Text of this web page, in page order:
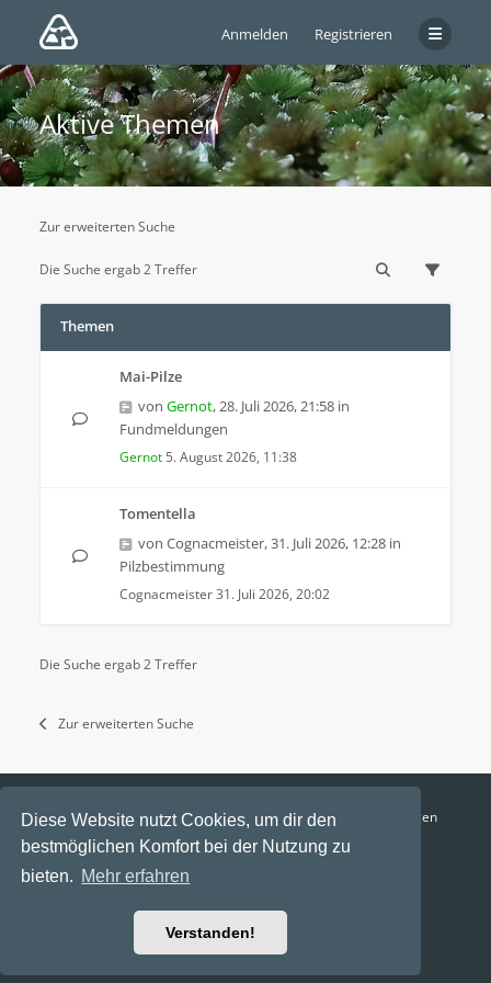
Diese Website nutzt Cookies, um dir den
bestmöglichen Komfort bei der Nutzung zu
bieten. Mehr erfahren
Verstanden!
Anmelden Registrieren
Aktive Themen
Zur erweiterten Suche
Die Suche ergab 2 Treffer
Themen
Mai-Pilze
von Gernot,28. Juli 2026, 21:58 in
Fundmeldungen
Gernot 5. August 2026, 11:38
Tomentella
von Cognacmeister,31. Juli 2026, 12:28 in
Pilzbestimmung
Cognacmeister31. Juli 2026, 20:02
Die Suche ergab 2 Treffer
Zur erweiterten Suche
Funga Austria FAQ Datenschutz
Nutzungsbedingungen
Alle Zeiten sind UTC+02:00
Aktuelle Zeit: 7. August 2026, 08:55
Powered byphpBB® Forum Software © phpBB Limited
Ravaio Theme by